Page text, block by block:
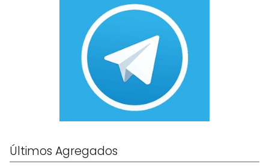
Últimos Agregados